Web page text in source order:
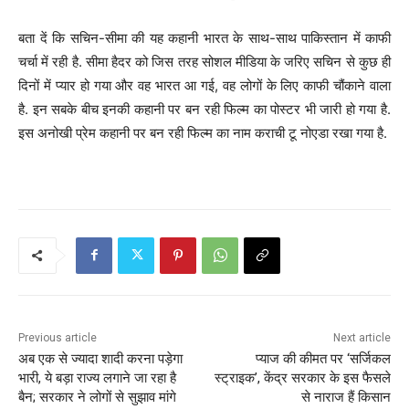
बता दें कि सचिन-सीमा की यह कहानी भारत के साथ-साथ पाकिस्तान में काफी
चर्चा में रही है. सीमा हैदर को जिस तरह सोशल मीडिया के जरिए सचिन से कुछ ही
दिनों में प्यार हो गया और वह भारत आ गई, वह लोगों के लिए काफी चौंकाने वाला
है. इन सबके बीच इनकी कहानी पर बन रही फिल्म का पोस्टर भी जारी हो गया है.
इस अनोखी प्रेम कहानी पर बन रही फिल्म का नाम कराची टू नोएडा रखा गया है.
a
v
Previous article
अब एक से ज्यादा शादी करना पड़ेगा
भारी, ये बड़ा राज्य लगाने जा रहा है
बैन; सरकार ने लोगों से सुझाव मांगे
Next article
प्याज की कीमत पर ‘सर्जिकल
स्ट्राइक’, केंद्र सरकार के इस फैसले
से नाराज हैं किसान